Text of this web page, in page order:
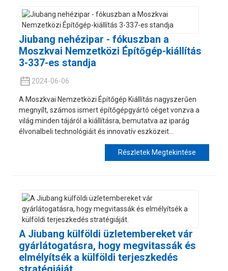
Jiubang nehézipar - fókuszban a
Moszkvai Nemzetközi Építőgép-kiállítás
3-337-es standja
2024-06-06
A Moszkvai Nemzetközi Építőgép Kiállítás nagyszerűen
megnyílt, számos ismert építőgépgyártó céget vonzva a
világ minden tájáról a kiállításra, bemutatva az iparág
élvonalbeli technológiáit és innovatív eszközeit...
Részletek Megtekintése
A Jiubang külföldi üzletembereket vár
gyárlátogatásra, hogy megvitassák és
elmélyítsék a külföldi terjeszkedés